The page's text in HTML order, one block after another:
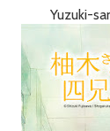
Yuzuki-